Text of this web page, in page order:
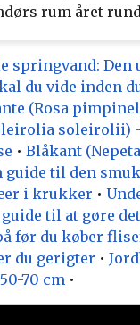
rum året
springvand: Den
du vide inden
(Rosa
soleirolii)
• Blåkant
guide til den
i krukker •
til at gøre
før du køber
du gerigter •
70 cm •